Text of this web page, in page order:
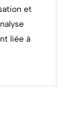
et
liée à